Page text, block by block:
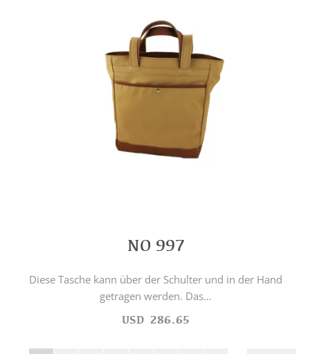
NO 997
Diese Tasche kann über der Schulter und in der Hand
getragen werden. Das...
USD 286.65